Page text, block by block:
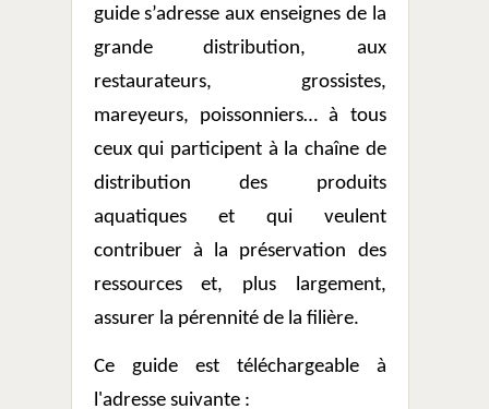
guide s’adresse aux enseignes de la
grande distribution, aux
restaurateurs, grossistes,
mareyeurs, poissonniers… à tous
ceux qui participent à la chaîne de
distribution des produits
aquatiques et qui veulent
contribuer à la préservation des
ressources et, plus largement,
assurer la pérennité de la filière.
Ce guide est téléchargeable à
l'adresse suivante :